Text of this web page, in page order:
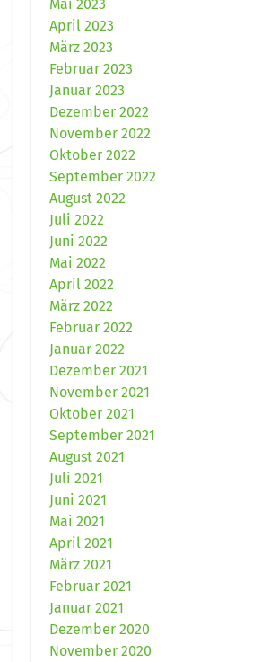
Mai 2023
April 2023
März 2023
Februar 2023
Januar 2023
Dezember 2022
November 2022
Oktober 2022
September 2022
August 2022
Juli 2022
Juni 2022
Mai 2022
April 2022
März 2022
Februar 2022
Januar 2022
Dezember 2021
November 2021
Oktober 2021
September 2021
August 2021
Juli 2021
Juni 2021
Mai 2021
April 2021
März 2021
Februar 2021
Januar 2021
Dezember 2020
November 2020